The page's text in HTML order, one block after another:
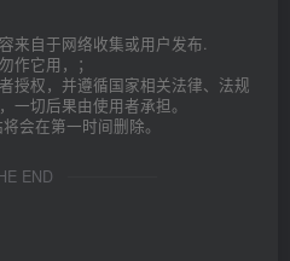
来自于网络收集或用户发布.
作它用，；
授权，并遵循国家相关法律、法规
一切后果由使用者承担。
会在第一时间删除。
END